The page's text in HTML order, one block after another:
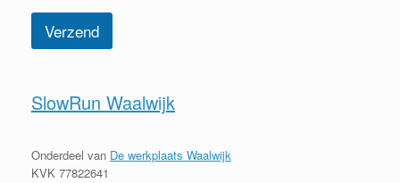
Verzend
SlowRun Waalwijk
Onderdeel van De werkplaats Waalwijk
KVK 77822641